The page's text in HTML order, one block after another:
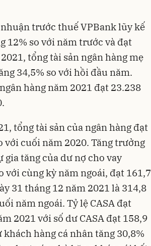
trước thuế VPBank lũy kế
12% so với năm trước và đạt
tổng tài sản ngân hàng mẹ
34,5% so với hồi đầu năm.
hàng năm 2021 đạt 23.238
tổng tài sản của ngân hàng đạt
với cuối năm 2020. Tăng trưởng
tăng của dư nợ cho vay
với cùng kỳ năm ngoái, đạt 161,7
31 tháng 12 năm 2021 là 314,8
năm ngoái. Tỷ lệ CASA đạt
2021 với số dư CASA đạt 158,9
hàng cá nhân tăng 30,8%